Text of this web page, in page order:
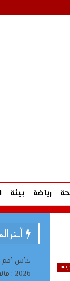
رياضة بيئة
آخر
كأس أمم